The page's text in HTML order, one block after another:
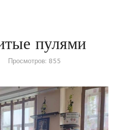
пулями
Просмотров: 855